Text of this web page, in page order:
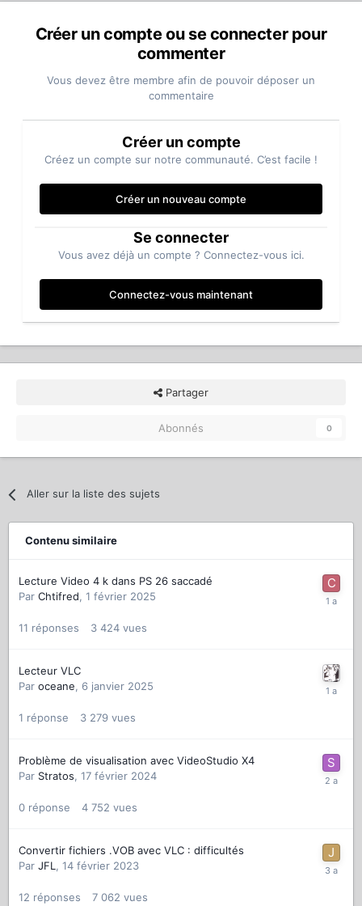
Créer un compte ou se connecter pour
commenter
Vous devez être membre afin de pouvoir déposer un
commentaire
Créer un compte
Créez un compte sur notre communauté. C’est facile !
Créer un nouveau compte
Se connecter
Vous avez déjà un compte ? Connectez-vous ici.
Connectez-vous maintenant
Partager
Abonnés 0
Aller sur la liste des sujets
Contenu similaire
Lecture Video 4 k dans PS 26 saccadé
Par Chtifred, 1 février 2025
11 réponses 3 424 vues
Lecteur VLC
Par oceane, 6 janvier 2025
1 réponse 3 279 vues
Problème de visualisation avec VideoStudio X4
Par Stratos, 17 février 2024
0 réponse 4 752 vues
Convertir fichiers .VOB avec VLC : difficultés
Par JFL, 14 février 2023
12 réponses 7 062 vues